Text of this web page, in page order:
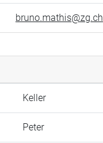
bruno.mathis@zg.ch
Keller
Peter